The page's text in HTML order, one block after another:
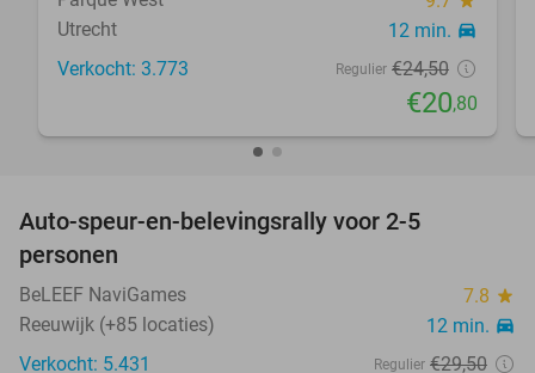
Utrecht 12 min. directions_car
Verkocht: 3.773 Regulier €24,50
€20,80
Auto-speur-en-belevingsrally voor 2-5
personen
BeLEEF NaviGames 7.8 star
Reeuwijk (+85 locaties) 12 min. directions_car
Verkocht: 5.431 Regulier €29,50